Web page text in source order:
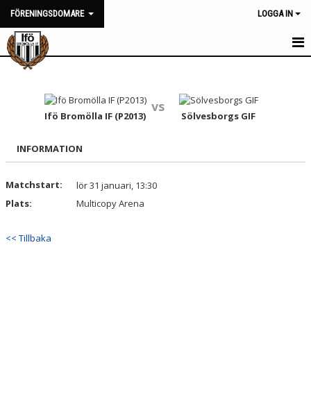
FÖRENINGSDOMARE LOGGA IN
HEM
NYHETER
TRUPPEN
BILDGALLERI
Ifö Bromölla IF (P2013)
vs
Sölvesborgs GIF
INFORMATION
Matchstart:
lör 31 januari, 13:30
Plats:
Multicopy Arena
<< Tillbaka